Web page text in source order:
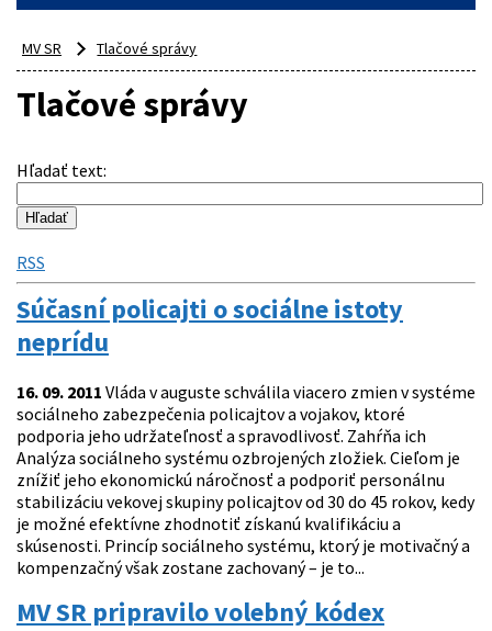
MV SR Tlačové správy
Tlačové správy
Hľadať text:
RSS
Súčasní policajti o sociálne istoty
neprídu
16. 09. 2011 Vláda v auguste schválila viacero zmien v systéme
sociálneho zabezpečenia policajtov a vojakov, ktoré
podporia jeho udržateľnosť a spravodlivosť. Zahŕňa ich
Analýza sociálneho systému ozbrojených zložiek. Cieľom je
znížiť jeho ekonomickú náročnosť a podporiť personálnu
stabilizáciu vekovej skupiny policajtov od 30 do 45 rokov, kedy
je možné efektívne zhodnotiť získanú kvalifikáciu a
skúsenosti. Princíp sociálneho systému, ktorý je motivačný a
kompenzačný však zostane zachovaný – je to...
MV SR pripravilo volebný kódex